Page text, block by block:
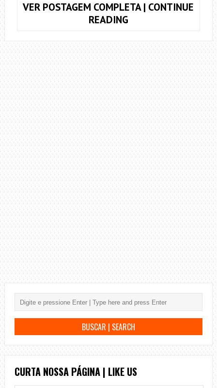
VER POSTAGEM COMPLETA | CONTINUE
READINGCOMO
AS
CORDAS
DO
VIOLÃO
E
DEIXA-
LO
COM
ASPECTO
DE
NOVO!
(VIOLÃO
DE
AÇO)
CURTA NOSSA PÁGINA | LIKE US